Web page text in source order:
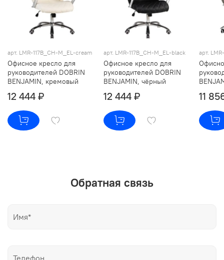
арт. LMR-117B_CH-M_EL-cream
Офисное кресло для
руководителей DOBRIN
BENJAMIN, кремовый
12 444 ₽
арт. LMR-117B_CH-M_EL-black
Офисное кресло для
руководителей DOBRIN
BENJAMIN, чёрный
12 444 ₽
арт.
11
Обратная связь